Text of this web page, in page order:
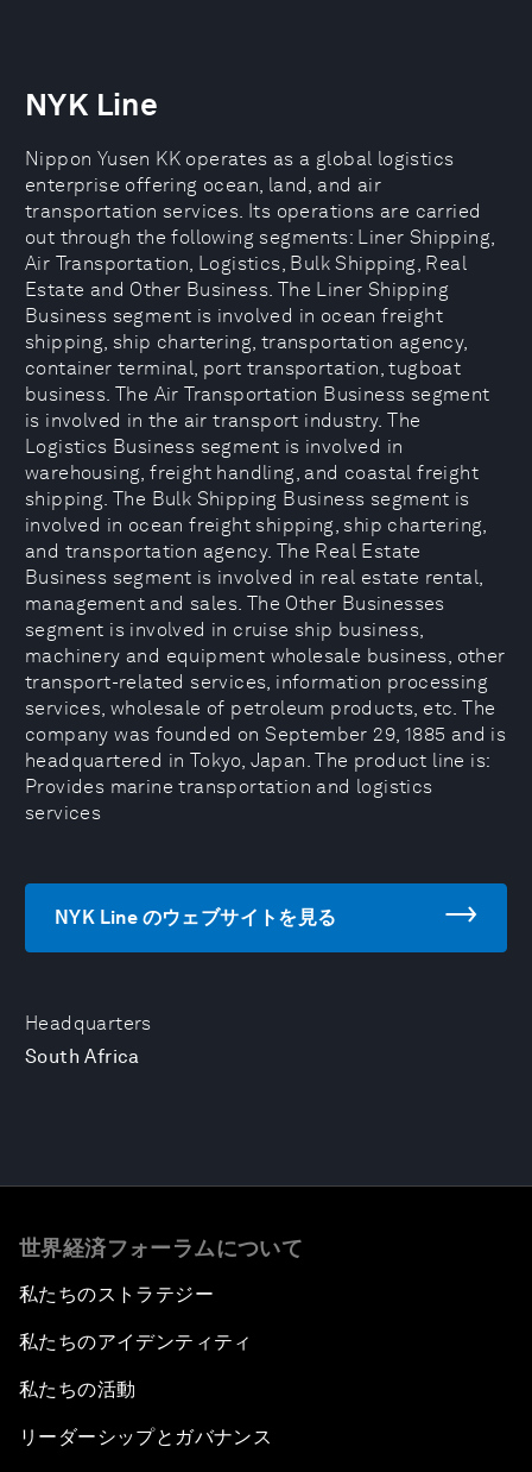
Headquarters
South Africa
NYK Line
Nippon Yusen KK operates as a global logistics
enterprise offering ocean, land, and air
transportation services. Its operations are carried
out through the following segments: Liner Shipping,
Air Transportation, Logistics, Bulk Shipping, Real
Estate and Other Business. The Liner Shipping
Business segment is involved in ocean freight
shipping, ship chartering, transportation agency,
container terminal, port transportation, tugboat
business. The Air Transportation Business segment
is involved in the air transport industry. The
Logistics Business segment is involved in
warehousing, freight handling, and coastal freight
shipping. The Bulk Shipping Business segment is
involved in ocean freight shipping, ship chartering,
and transportation agency. The Real Estate
Business segment is involved in real estate rental,
management and sales. The Other Businesses
segment is involved in cruise ship business,
machinery and equipment wholesale business, other
transport-related services, information processing
services, wholesale of petroleum products, etc. The
company was founded on September 29, 1885 and is
headquartered in Tokyo, Japan. The product line is:
Provides marine transportation and logistics
services
NYK Line のウェブサイトを見る
世界経済フォーラムについて
私たちのストラテジー
私たちのアイデンティティ
私たちの活動
リーダーシップとガバナンス